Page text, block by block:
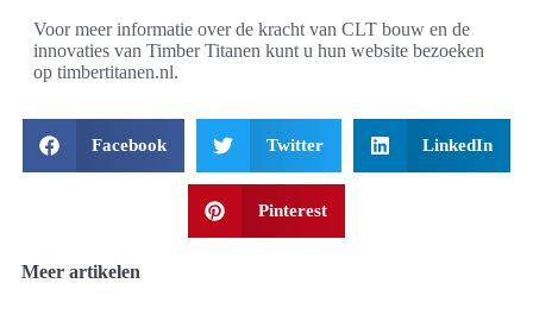
Voor meer informatie over de kracht van CLT bouw en de
innovaties van Timber Titanen kunt u hun website bezoeken
op timbertitanen.nl.
Facebook Twitter LinkedIn
Pinterest
Meer artikelen